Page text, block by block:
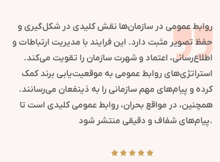
روابط عمومی در سازمان‌ها نقش کلیدی در شکل‌گیری و
حفظ تصویر مثبت دارد. این فرایند با مدیریت ارتباطات و
اطلاع‌رسانی، اعتماد و شهرت سازمان را تقویت می‌کند.
استراتژی‌های روابط عمومی به موقعیت‌یابی برند کمک
کرده و پیام‌های مهم سازمانی را به ذینفعان می‌رسانند.
همچنین، در مواقع بحران، روابط عمومی کلیدی است تا
پیام‌های شفاف و دقیقی منتشر شود.